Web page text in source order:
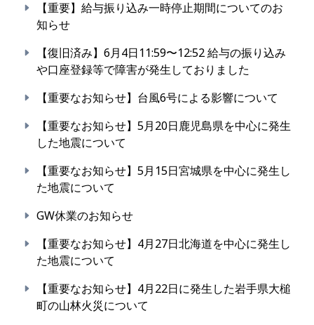
【重要】給与振り込み一時停止期間についてのお
知らせ
【復旧済み】6月4日11:59〜12:52 給与の振り込み
や口座登録等で障害が発生しておりました
【重要なお知らせ】台風6号による影響について
【重要なお知らせ】5月20日鹿児島県を中心に発生
した地震について
【重要なお知らせ】5月15日宮城県を中心に発生し
た地震について
GW休業のお知らせ
【重要なお知らせ】4月27日北海道を中心に発生し
た地震について
【重要なお知らせ】4月22日に発生した岩手県大槌
町の山林火災について